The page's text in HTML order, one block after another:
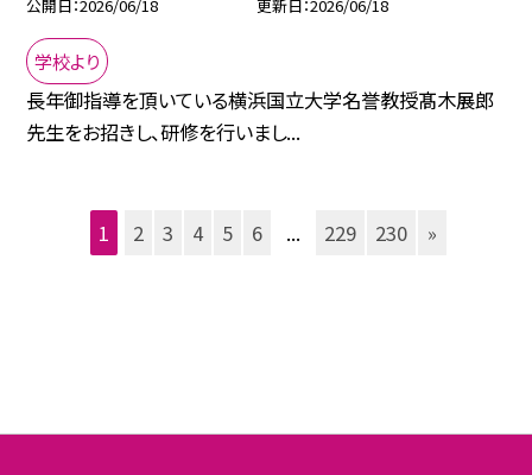
公開日 2026/06/18 更新日 2026/06/18
学校より
長年御指導を頂いている横浜国立大学名誉教授髙木展郎
先生をお招きし、研修を行いまし...
1 2 3 4 5 6 ... 229 230 »